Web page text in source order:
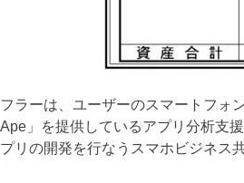
フラーは、ユーザーのスマートフォ
Ape」を提供しているアプリ分析支
プリの開発を行なうスマホビジネス